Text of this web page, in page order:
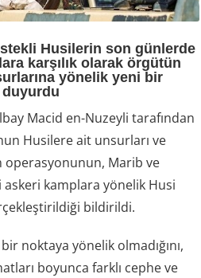
Husilerin son günlerde
karşılık olarak örgütün
yönelik yeni bir
duyurdu
Macid en-Nuzeyli tarafından
Husilere ait unsurları ve
operasyonunun, Marib ve
kamplara yönelik Husi
bildirildi.
noktaya yönelik olmadığını,
boyunca farklı cephe ve